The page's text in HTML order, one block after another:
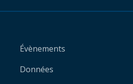
Évènements
Données